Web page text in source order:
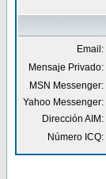
Email:
Mensaje Privado:
MSN Messenger:
Yahoo Messenger:
Dirección AIM:
Número ICQ: